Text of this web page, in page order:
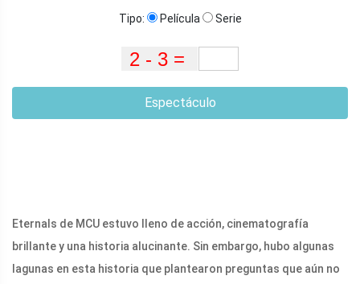
Tipo: Película Serie
Espectáculo
Eternals de MCU estuvo lleno de acción, cinematografía
brillante y una historia alucinante. Sin embargo, hubo algunas
lagunas en esta historia que plantearon preguntas que aún no